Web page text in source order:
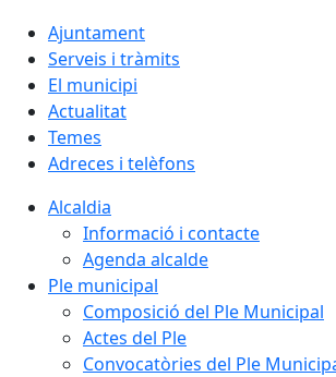
Ajuntament
Serveis i tràmits
El municipi
Actualitat
Temes
Adreces i telèfons
Alcaldia
Informació i contacte
Agenda alcalde
Ple municipal
Composició del Ple Municipal
Actes del Ple
Convocatòries del Ple